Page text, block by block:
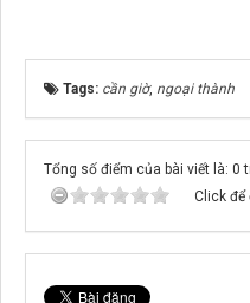
Tags: cần giờ, ngoại thành
Tổng số điểm của bài viết là: 0
Click để